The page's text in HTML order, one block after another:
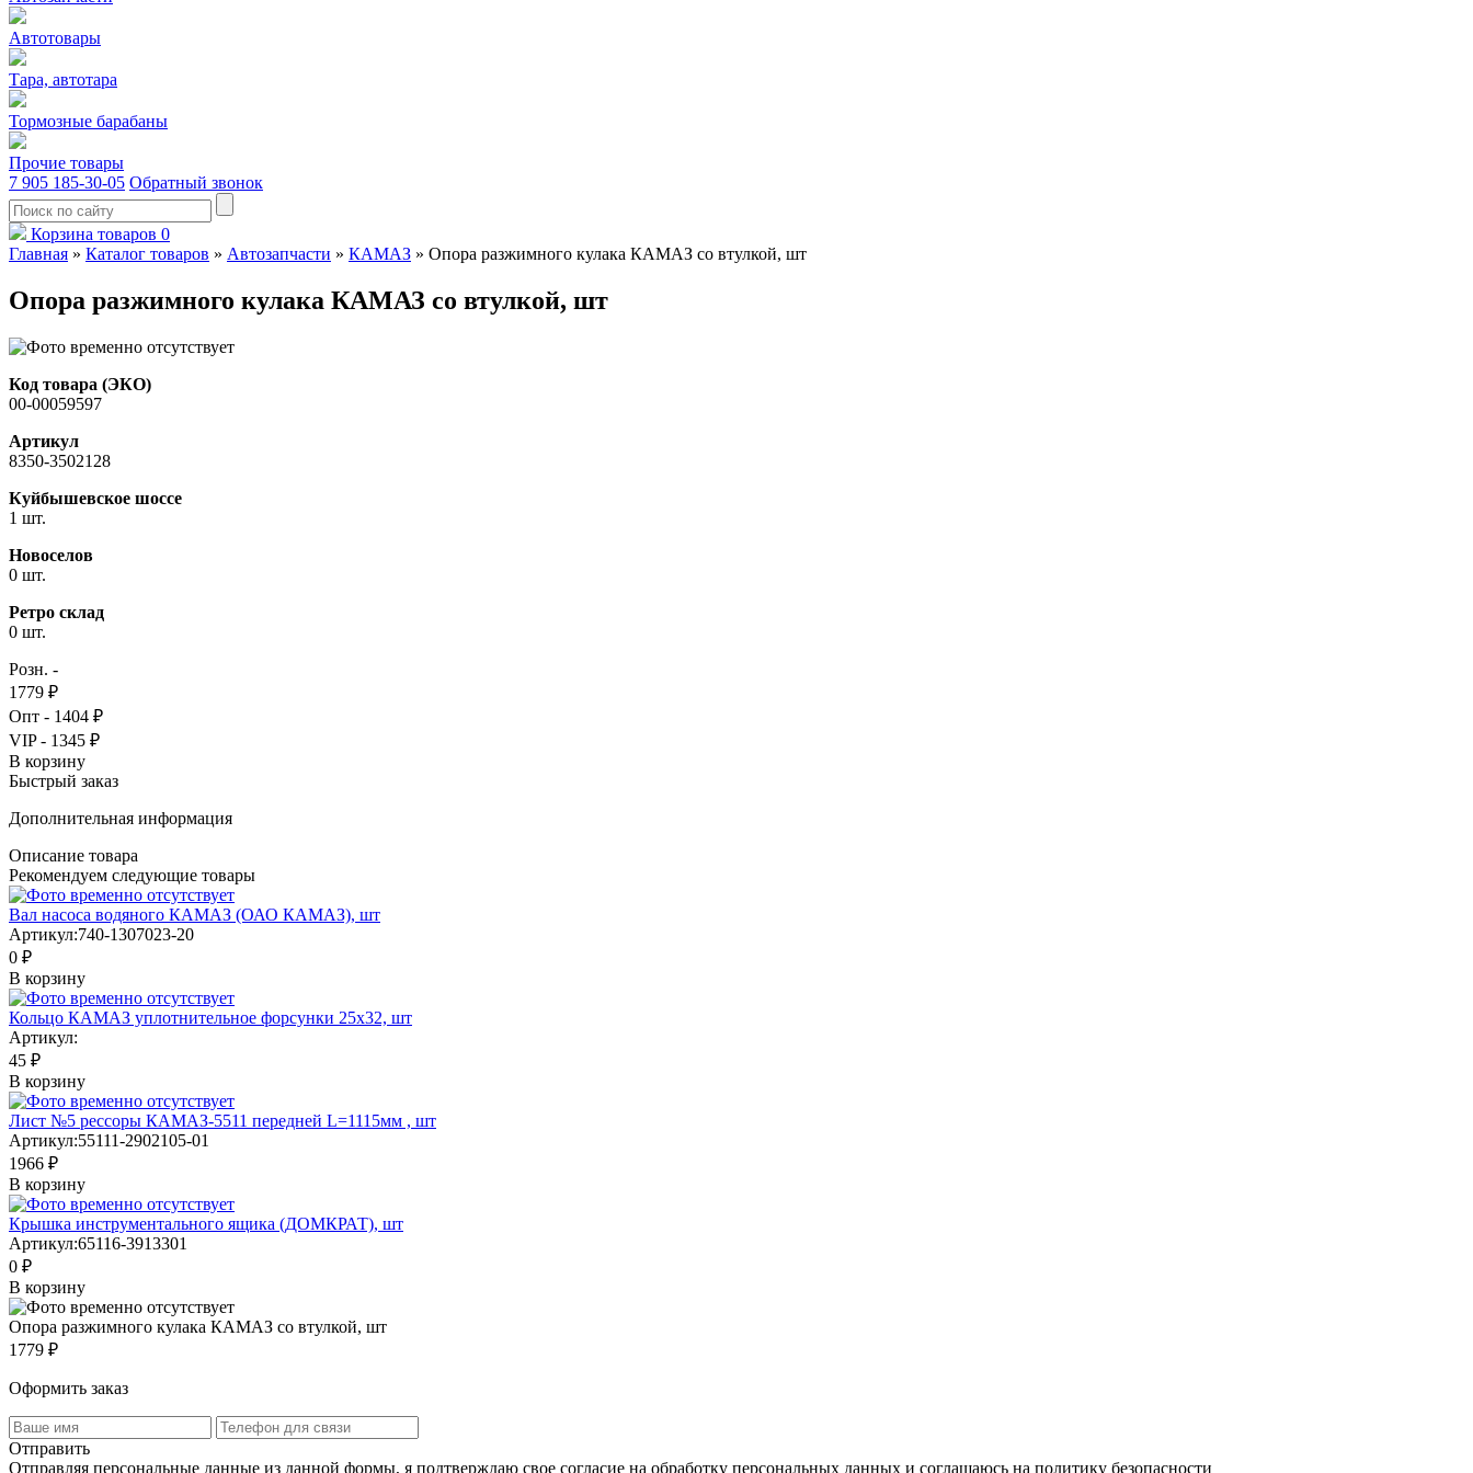
Автотовары
Тара, автотара
Тормозные барабаны
Прочие товары
7 905 185-30-05 Обратный звонок
Корзина товаров 0
Главная » Каталог товаров » Автозапчасти » КАМАЗ » Опора разжимного кулака КАМАЗ со втулкой, шт
Опора разжимного кулака КАМАЗ со втулкой, шт
Код товара (ЭКО)
00-00059597
Артикул
8350-3502128
Куйбышевское шоссе
1 шт.
Новоселов
0 шт.
Ретро склад
0 шт.
Розн. -
1779 ₽
Опт - 1404 ₽
VIP - 1345 ₽
В корзину
Быстрый заказ
Дополнительная информация
Описание товара
Рекомендуем следующие товары
Вал насоса водяного КАМАЗ (ОАО КАМАЗ), шт
Артикул:740-1307023-20
0 ₽
В корзину
Кольцо КАМАЗ уплотнительное форсунки 25х32, шт
Артикул:
45 ₽
В корзину
Лист №5 рессоры КАМАЗ-5511 передней L=1115мм , шт
Артикул:55111-2902105-01
1966 ₽
В корзину
Крышка инструментального ящика (ДОМКРАТ), шт
Артикул:65116-3913301
0 ₽
В корзину
Опора разжимного кулака КАМАЗ со втулкой, шт
1779 ₽
Оформить заказ
Отправить
Отправляя персональные данные из данной формы, я подтверждаю свое согласие на обработку персональных данных и соглашаюсь на политику безопасности